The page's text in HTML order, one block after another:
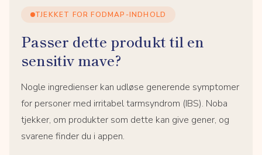
TJEKKET FOR FODMAP-INDHOLD
Passer dette produkt til en
sensitiv mave?
Nogle ingredienser kan udløse generende symptomer
for personer med irritabel tarmsyndrom (IBS). Noba
tjekker, om produkter som dette kan give gener, og
svarene finder du i appen.